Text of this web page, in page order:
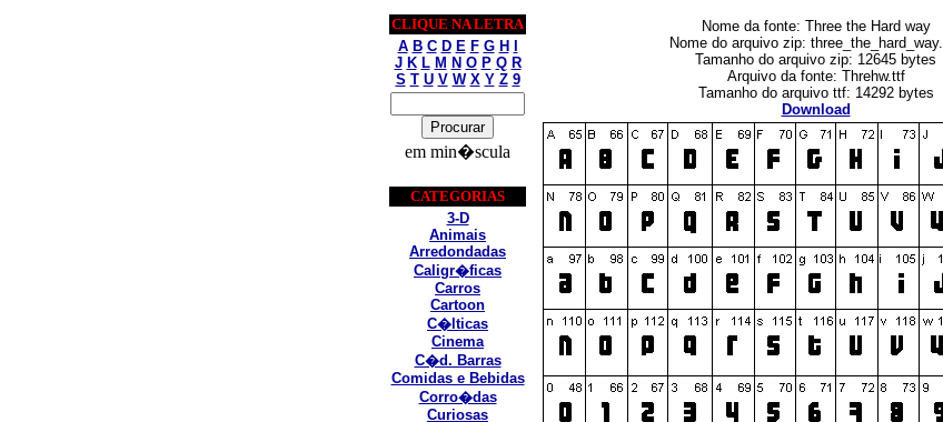
CLIQUE NA LETRA
A B C D E F G H
J K L M N O P Q R
S T U V W X Y Z 9
em min�scula
CATEGORIAS
3-D
Animais
Arredondadas
Caligr�ficas
Carros
Cartoon
C�lticas
Cinema
C�d. Barras
Comidas e Bebidas
Corro�das
Curiosas
Nome da fonte: Three the Hard way
Nome do arquivo zip:
Tamanho do arquivo zip: 12645 bytes
Arquivo da fonte: Threhw.ttf
Tamanho do arquivo ttf: 14292 bytes
Download